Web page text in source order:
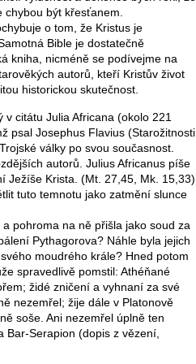
být křesťanem.
o tom, že Kristus je
Bible je dostatečně
kniha, nicméně se podívejme na
autorů,
kteří Kristův život
historickou skutečnost.
citátu Julia Africana (okolo 221
psal Josephus Flavius (Starožitnosti
války po svou současnost.
autorů. Julius Africanus píše
Ježíše Krista. (Mt. 27,45, Mk. 15,33)
tuto temnotu jako zatmění slunce
pohroma na ně přišla jako soud za
Pythagorova? Náhle byla jejich
moudrého krále? Hned potom
spravedlivě pomstil: Athéňané
židé zničení a vyhnaní za své
nezemřel; žije dále v Platonově
soše. Ani nezemřel úplně ten
Serapion (dopis z vězení,